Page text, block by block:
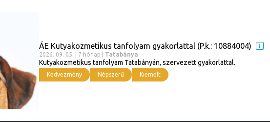
ÁE Kutyakozmetikus tanfolyam gyakorlattal (P.k.: 10884004)
2026. 09. 05. | 7 hónap | Tatabánya
Kutyakozmetikus tanfolyam Tatabányán, szervezett gyakorlattal.
Kedvezmény Népszerű Kiemelt